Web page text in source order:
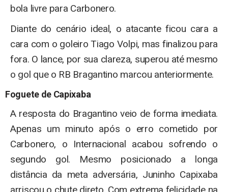
bola livre para Carbonero.
Diante do cenário ideal, o atacante ficou cara a
cara com o goleiro Tiago Volpi, mas finalizou para
fora. O lance, por sua clareza, superou até mesmo
o gol que o RB Bragantino marcou anteriormente.
Foguete de Capixaba
A resposta do Bragantino veio de forma imediata.
Apenas um minuto após o erro cometido por
Carbonero, o Internacional acabou sofrendo o
segundo gol. Mesmo posicionado a longa
distância da meta adversária, Juninho Capixaba